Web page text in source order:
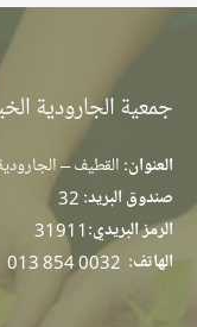
جمعية الجارودية
العنوان: القطيف –
صندوق البريد:
الرمز البريدي: 31911
الهاتف: 013 854 0032